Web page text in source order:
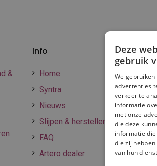
Info
Home
Syntra
Nieuws
Slijpen & herstellen
FAQ
Artero dealer
&
Deze
gebruik
We
advertenties
verkeer te
informatie
met onze
die deze
informatie
die zij
van hun